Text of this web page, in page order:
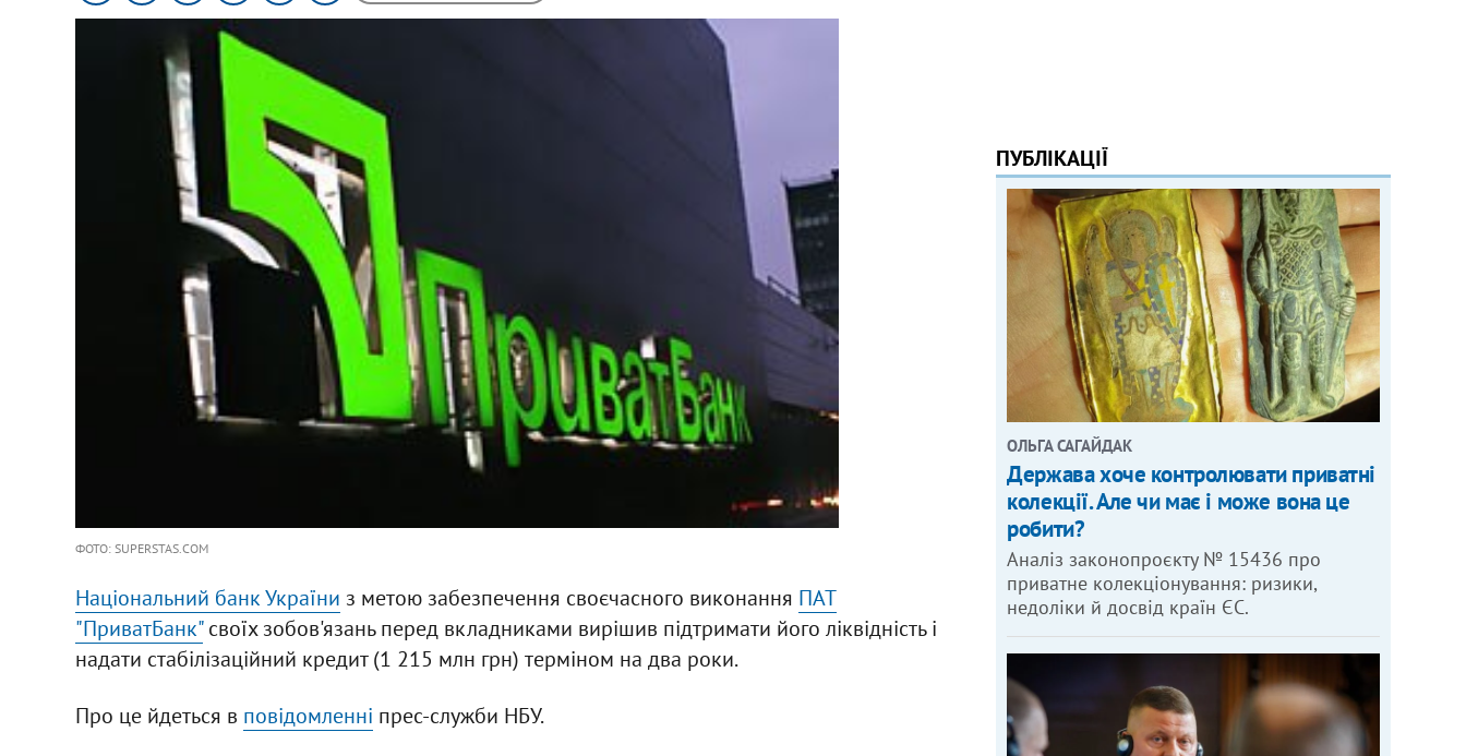
ФОТО: SUPERSTAS.COM
Національний банк України з метою забезпечення своєчасного виконання ПАТ
"ПриватБанк"своїх зобов'язань перед вкладниками вирішив підтримати його ліквідність і
надати стабілізаційний кредит (1 215 млн грн) терміном на два роки.
Про це йдеться в повідомленні прес-служби НБУ.
ПУБЛІКАЦІЇ
ОЛЬГА САГАЙДАК
Держава хоче контролювати приватні
колекції. Але чи має і може вона це
робити?
Аналіз законопроєкту № 15436 про
приватне колекціонування: ризики,
недоліки й досвід країн ЄС.